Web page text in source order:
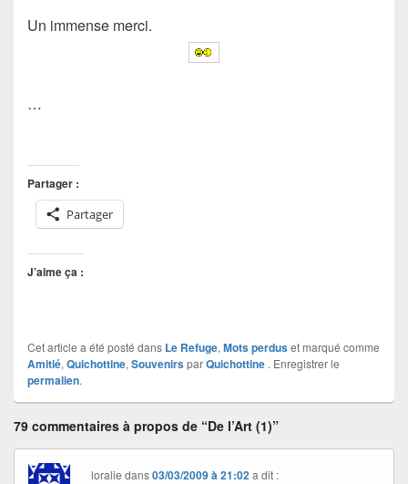
Un immense merci.
…
Partager :
Partager
J’aime ça :
Cet article a été posté dans Le Refuge, Mots perduset marqué comme
Amitié, Quichottine, SouvenirsparQuichottine . Enregistrer le
permalien.
79 commentaires à propos de “De l’Art (1)”
loralie dans03/03/2009 à 21:02 a dit :